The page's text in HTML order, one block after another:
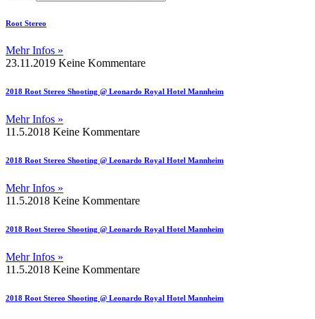
Root Stereo
Mehr Infos »
23.11.2019 Keine Kommentare
2018 Root Stereo Shooting @ Leonardo Royal Hotel Mannheim
Mehr Infos »
11.5.2018 Keine Kommentare
2018 Root Stereo Shooting @ Leonardo Royal Hotel Mannheim
Mehr Infos »
11.5.2018 Keine Kommentare
2018 Root Stereo Shooting @ Leonardo Royal Hotel Mannheim
Mehr Infos »
11.5.2018 Keine Kommentare
2018 Root Stereo Shooting @ Leonardo Royal Hotel Mannheim